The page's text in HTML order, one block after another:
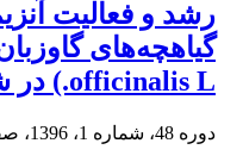
رشد و فعالیت
officinalis L.) در شرایط تنش کادمیوم
دوره 48، شماره 1، 1396، صفحه